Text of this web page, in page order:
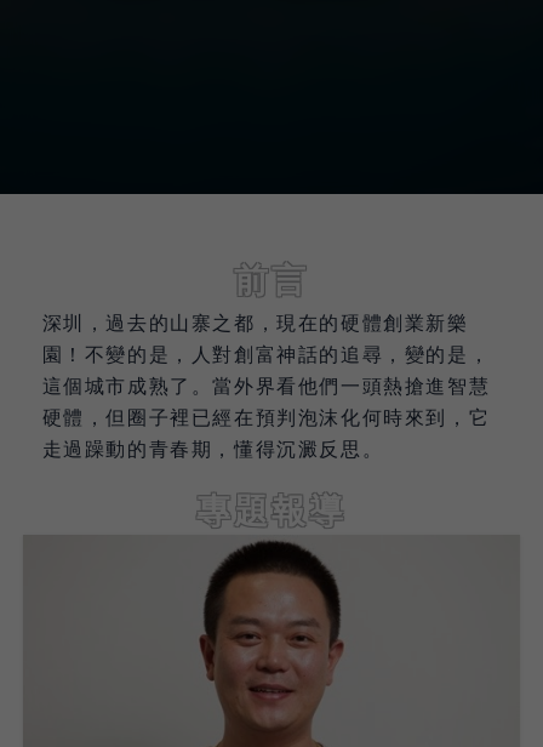
前言
深圳，過去的山寨之都，現在的硬體創業新樂
園！不變的是，人對創富神話的追尋，變的是，
這個城市成熟了。當外界看他們一頭熱搶進智慧
硬體，但圈子裡已經在預判泡沫化何時來到，它
走過躁動的青春期，懂得沉澱反思。
專題報導